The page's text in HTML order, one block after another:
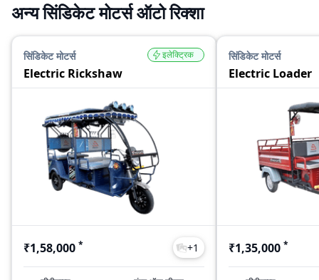
अन्य सिंडिकेट मोटर्स ऑटो रिक्शा
सिंडिकेट मोटर्स
Electric Rickshaw
इलेक्ट्रिक
₹1,58,000 * +1
सिंडिकेट मोटर्स
Electric Loader
₹1,35,000 *